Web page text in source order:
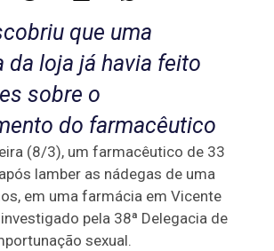
que uma
da loja já havia feito
sobre o
do farmacêutico
(8/3), um farmacêutico de 33
lamber as nádegas de uma
em uma farmácia em Vicente
pela 38ª Delegacia de
sexual.